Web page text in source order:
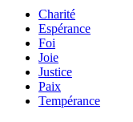
Charité
Espérance
Foi
Joie
Justice
Paix
Tempérance